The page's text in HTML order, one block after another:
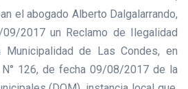
el abogado Alberto Dalgalarrando,
2017 un Reclamo de Ilegalidad
Municipalidad de Las Condes, en
126, de fecha 09/08/2017 de la